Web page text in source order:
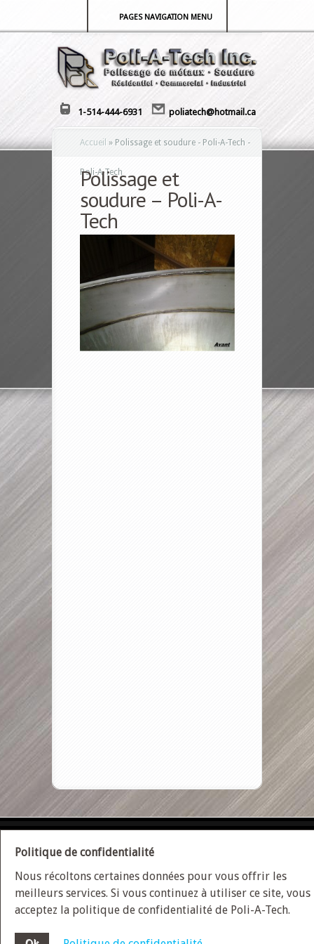
PAGES NAVIGATION MENU
1-514-444-6931 poliatech@hotmail.ca
Accueil » Polissage et soudure - Poli-A-Tech -
Poli-A-Tech
Polissage et
soudure – Poli-A-
Tech
POLITIQUE DE CONFIDENTIALITÉ
Politique de confidentialité
Nous récoltons certaines données pour vous offrir les
meilleurs services. Si vous continuez à utiliser ce site, vous
acceptez la politique de confidentialité de Poli-A-Tech.